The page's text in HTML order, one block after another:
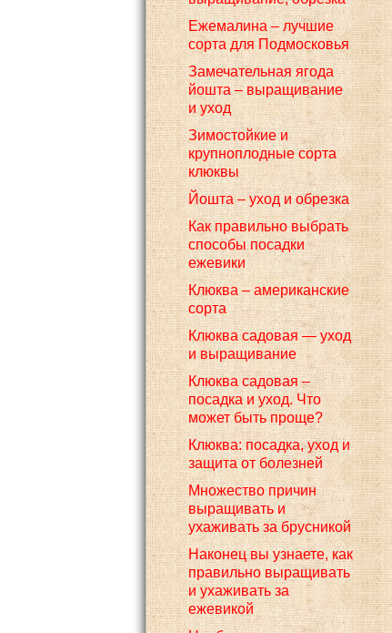
Ежемалина – лучшие
сорта для Подмосковья
Замечательная ягода
йошта – выращивание
и уход
Зимостойкие и
крупноплодные сорта
клюквы
Йошта – уход и обрезка
Как правильно выбрать
способы посадки
ежевики
Клюква – американские
сорта
Клюква садовая — уход
и выращивание
Клюква садовая –
посадка и уход. Что
может быть проще?
Клюква: посадка, уход и
защита от болезней
Множество причин
выращивать и
ухаживать за брусникой
Наконец вы узнаете, как
правильно выращивать
и ухаживать за
ежевикой